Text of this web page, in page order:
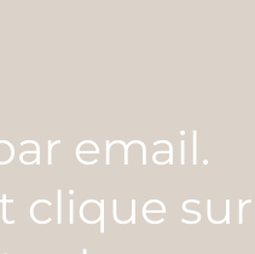
email.
clique